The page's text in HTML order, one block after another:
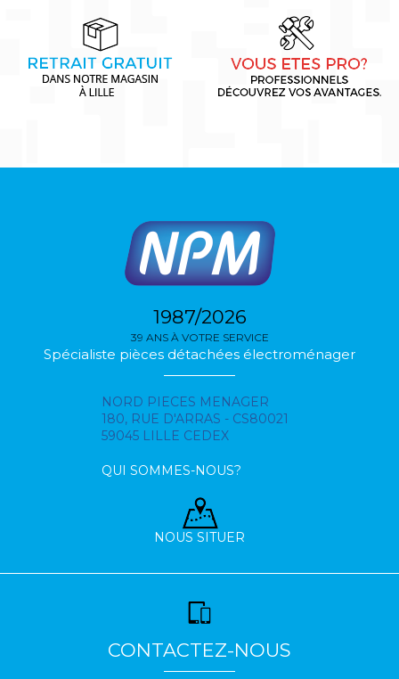
1987/2026
39 ANS À VOTRE SERVICE
Spécialiste pièces détachées électroménager
NORD PIECES MENAGER
180, RUE D'ARRAS - CS80021
59045 LILLE CEDEX
QUI SOMMES-NOUS?
NOUS SITUER
CONTACTEZ-NOUS